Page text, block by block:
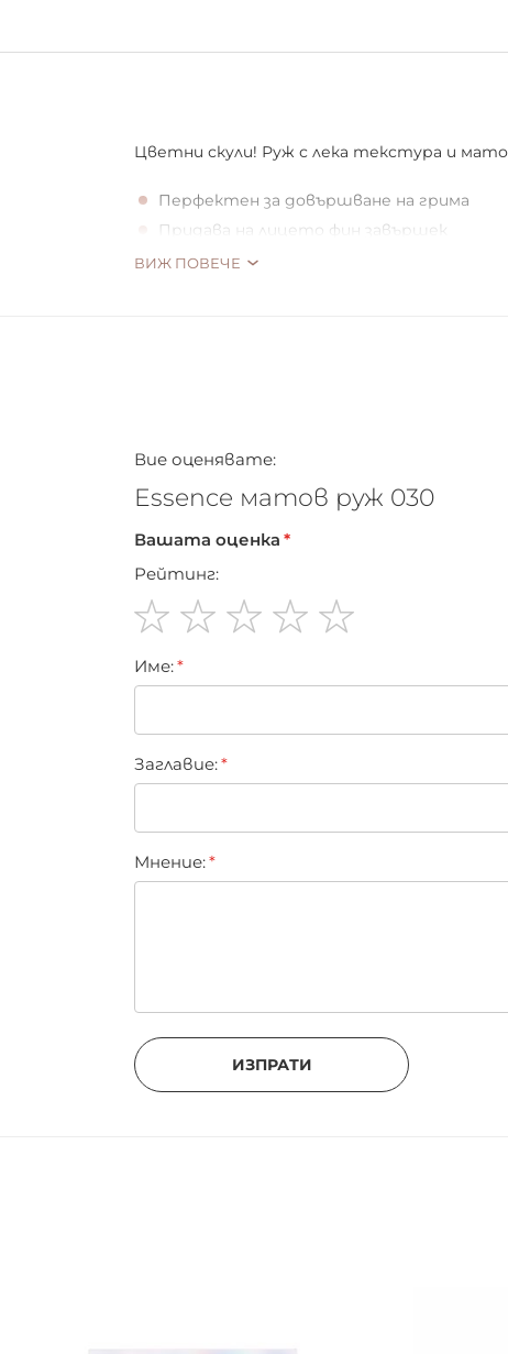
Цветни скули! Руж с лека текстура и
Перфектен за довършване на грима
Придава на лицето фин завършек
Деликатната текстура лесно се
ВИЖ ПОВЕЧЕ
Вие оценявате:
Essence матов руж 030
Вашата оценка
Рейтинг:
star
stars
stars
stars
stars
Име:
Заглавиe:
Мнение:
ИЗПРАТИ